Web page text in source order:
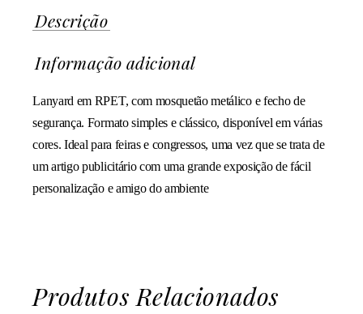
Descrição
Informação adicional
Lanyard em RPET, com mosquetão metálico e fecho de
segurança. Formato simples e clássico, disponível em várias
cores. Ideal para feiras e congressos, uma vez que se trata de
um artigo publicitário com uma grande exposição de fácil
personalização e amigo do ambiente
Produtos Relacionados